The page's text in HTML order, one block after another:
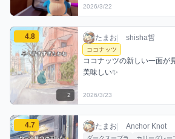
2026/3/22
たまおのココナッツミックスを見る
4.8
2
たまお / お店シーシ
たまお| shisha哲
利用フレーバー
ココナッツ
コメント
ココナッツの新しい一面が
美味しい✨
評価
2026/3/23
たまおのココナッツミックスを見る
4.7 たまお / お店シーシ
たまお| Anchor Knot
利用フレーバー
コメント
評価